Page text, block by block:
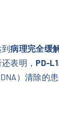
到病理完全缓
表明， PD-L1
）清除的